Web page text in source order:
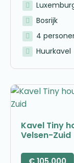
Bosrijk
4
Huurkavel
Kavel Tiny
Velsen-Zuid